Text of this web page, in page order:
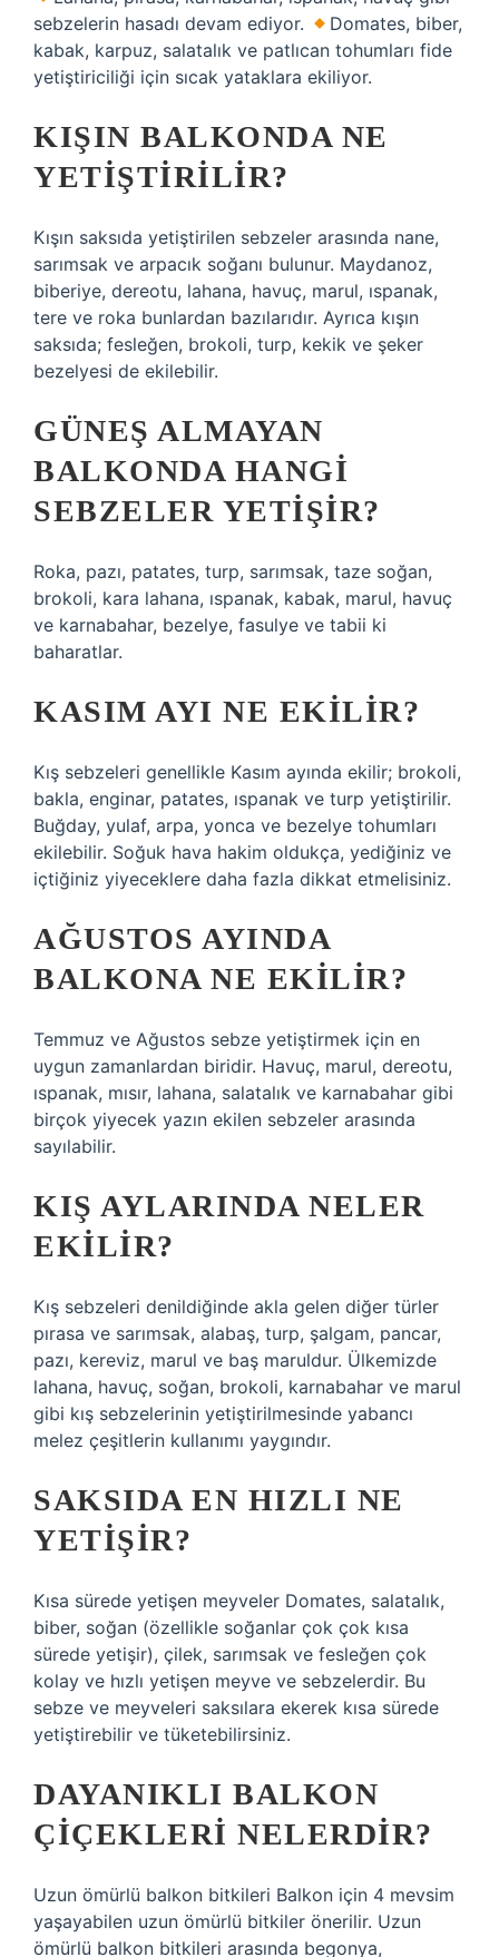
sebzelerin hasadı devam ediyor.
Domates, biber,
kabak, karpuz, salatalık ve patlıcan tohumları fide
yetiştiriciliği için sıcak yataklara ekiliyor.
KIŞIN BALKONDA NE
YETIŞTIRILIR?
Kışın saksıda yetiştirilen sebzeler arasında nane,
sarımsak ve arpacık soğanı bulunur. Maydanoz,
biberiye, dereotu, lahana, havuç, marul, ıspanak,
tere ve roka bunlardan bazılarıdır. Ayrıca kışın
saksıda; fesleğen, brokoli, turp, kekik ve şeker
bezelyesi de ekilebilir.
GÜNEŞ ALMAYAN
BALKONDA HANGI
SEBZELER YETIŞIR?
Roka, pazı, patates, turp, sarımsak, taze soğan,
brokoli, kara lahana, ıspanak, kabak, marul, havuç
ve karnabahar, bezelye, fasulye ve tabii ki
baharatlar.
KASIM AYI NE EKILIR?
Kış sebzeleri genellikle Kasım ayında ekilir; brokoli,
bakla, enginar, patates, ıspanak ve turp yetiştirilir.
Buğday, yulaf, arpa, yonca ve bezelye tohumları
ekilebilir. Soğuk hava hakim oldukça, yediğiniz ve
içtiğiniz yiyeceklere daha fazla dikkat etmelisiniz.
AĞUSTOS AYINDA
BALKONA NE EKILIR?
Temmuz ve Ağustos sebze yetiştirmek için en
uygun zamanlardan biridir. Havuç, marul, dereotu,
ıspanak, mısır, lahana, salatalık ve karnabahar gibi
birçok yiyecek yazın ekilen sebzeler arasında
sayılabilir.
KIŞ AYLARINDA NELER
EKILIR?
Kış sebzeleri denildiğinde akla gelen diğer türler
pırasa ve sarımsak, alabaş, turp, şalgam, pancar,
pazı, kereviz, marul ve baş maruldur. Ülkemizde
lahana, havuç, soğan, brokoli, karnabahar ve marul
gibi kış sebzelerinin yetiştirilmesinde yabancı
melez çeşitlerin kullanımı yaygındır.
SAKSIDA EN HIZLI NE
YETIŞIR?
Kısa sürede yetişen meyveler Domates, salatalık,
biber, soğan (özellikle soğanlar çok çok kısa
sürede yetişir), çilek, sarımsak ve fesleğen çok
kolay ve hızlı yetişen meyve ve sebzelerdir. Bu
sebze ve meyveleri saksılara ekerek kısa sürede
yetiştirebilir ve tüketebilirsiniz.
DAYANIKLI BALKON
ÇIÇEKLERI NELERDIR?
Uzun ömürlü balkon bitkileri Balkon için 4 mevsim
yaşayabilen uzun ömürlü bitkiler önerilir. Uzun
ömürlü balkon bitkileri arasında begonya,